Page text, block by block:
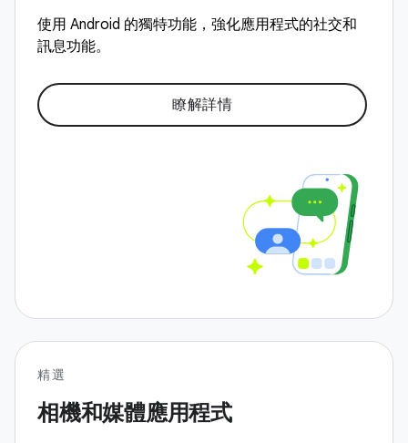
使用 Android 的獨特功能，強化應用程式的社交和
訊息功能。
瞭解詳情
精選
相機和媒體應用程式